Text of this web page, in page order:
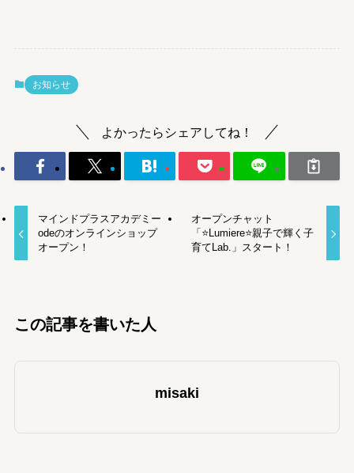
お知らせ
よかったらシェアしてね！
マインドプラスアカデミー
odeのオンラインショップ
オープン！
オープンチャット
「⭐️Lumiere⭐️親子で輝く子
育てLab.」スタート！
この記事を書いた人
misaki